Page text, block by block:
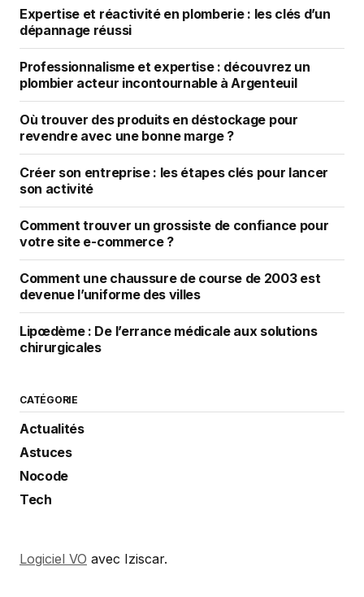
Expertise et réactivité en plomberie : les clés d’un
dépannage réussi
Professionnalisme et expertise : découvrez un
plombier acteur incontournable à Argenteuil
Où trouver des produits en déstockage pour
revendre avec une bonne marge ?
Créer son entreprise : les étapes clés pour lancer
son activité
Comment trouver un grossiste de confiance pour
votre site e-commerce ?
Comment une chaussure de course de 2003 est
devenue l’uniforme des villes
Lipœdème : De l’errance médicale aux solutions
chirurgicales
CATÉGORIE
Actualités
Astuces
Nocode
Tech
Logiciel VO avec Iziscar.